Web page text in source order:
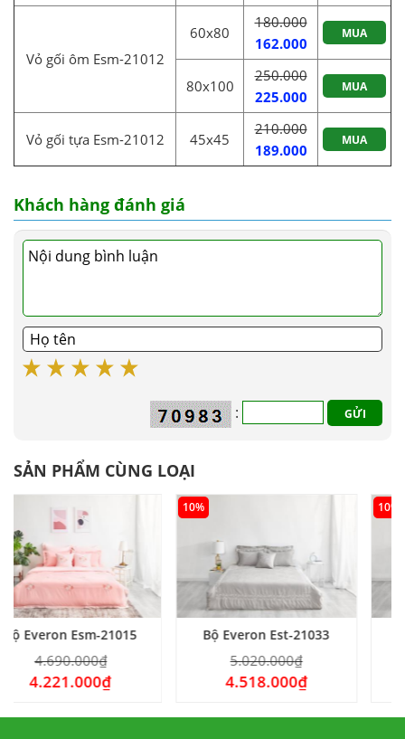
Vỏ gối ôm Esm-21012
60x80
180.000
162.000
MUA
80x100
250.000
225.000
MUA
Vỏ gối tựa Esm-21012 45x45
210.000
189.000
MUA
Khách hàng đánh giá
:
SẢN PHẨM CÙNG LOẠI
Bộ Everon Est-21033
4.518.000
Bộ Everon Epm-
4.473.000